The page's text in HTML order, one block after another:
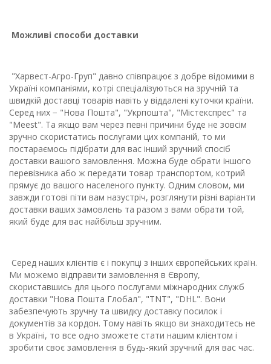
Можливі способи доставки
"Харвест-Агро-Груп" давно співпрацює з добре відомими в
Україні компаніями, котрі спеціалізуються на зручній та
швидкій доставці товарів навіть у віддалені куточки країни.
Серед них − "Нова Пошта", "Укрпошта", "Містекспрес" та
"Meest". Та якщо вам через певні причини буде не зовсім
зручно скористатись послугами цих компаній, то ми
постараємось підібрати для вас інший зручний спосіб
доставки вашого замовлення. Можна буде обрати іншого
перевізника або ж передати товар транспортом, котрий
прямує до вашого населеного пункту. Одним словом, ми
завжди готові піти вам назустріч, розглянути різні варіанти
доставки ваших замовлень та разом з вами обрати той,
який буде для вас найбільш зручним.
Серед наших клієнтів є і покупці з інших європейських країн.
Ми можемо відправити замовлення в Європу,
скориставшись для цього послугами міжнародних служб
доставки "Нова Пошта Глобал", "TNT", "DHL". Вони
забезпечують зручну та швидку доставку посилок і
документів за кордон. Тому навіть якщо ви знаходитесь не
в Україні, то все одно зможете стати нашим клієнтом і
зробити своє замовлення в будь-який зручний для вас час.